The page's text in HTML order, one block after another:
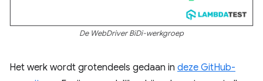
De WebDriver BiDi-werkgroep
Het werk wordt grotendeels gedaan in deze GitHub-